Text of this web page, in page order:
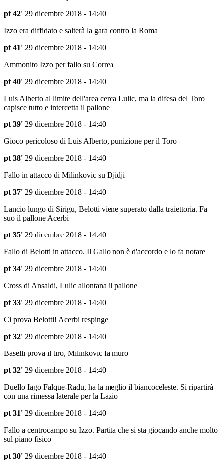
pt 42' 29 dicembre 2018 - 14:40
Izzo era diffidato e salterà la gara contro la Roma
pt 41' 29 dicembre 2018 - 14:40
Ammonito Izzo per fallo su Correa
pt 40' 29 dicembre 2018 - 14:40
Luis Alberto al limite dell'area cerca Lulic, ma la difesa del Toro
capisce tutto e intercetta il pallone
pt 39' 29 dicembre 2018 - 14:40
Gioco pericoloso di Luis Alberto, punizione per il Toro
pt 38' 29 dicembre 2018 - 14:40
Fallo in attacco di Milinkovic su Djidji
pt 37' 29 dicembre 2018 - 14:40
Lancio lungo di Sirigu, Belotti viene superato dalla traiettoria. Fa
suo il pallone Acerbi
pt 35' 29 dicembre 2018 - 14:40
Fallo di Belotti in attacco. Il Gallo non è d'accordo e lo fa notare
pt 34' 29 dicembre 2018 - 14:40
Cross di Ansaldi, Lulic allontana il pallone
pt 33' 29 dicembre 2018 - 14:40
Ci prova Belotti! Acerbi respinge
pt 32' 29 dicembre 2018 - 14:40
Baselli prova il tiro, Milinkovic fa muro
pt 32' 29 dicembre 2018 - 14:40
Duello Iago Falque-Radu, ha la meglio il biancoceleste. Si ripartirà
con una rimessa laterale per la Lazio
pt 31' 29 dicembre 2018 - 14:40
Fallo a centrocampo su Izzo. Partita che si sta giocando anche molto
sul piano fisico
pt 30' 29 dicembre 2018 - 14:40